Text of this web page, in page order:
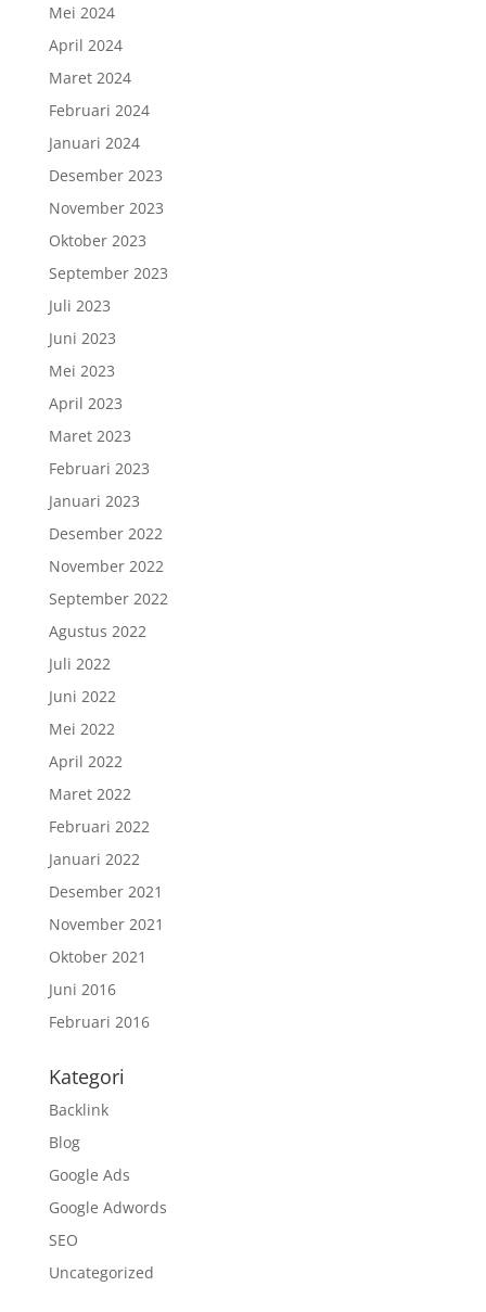
Mei 2024
April 2024
Maret 2024
Februari 2024
Januari 2024
Desember 2023
November 2023
Oktober 2023
September 2023
Juli 2023
Juni 2023
Mei 2023
April 2023
Maret 2023
Februari 2023
Januari 2023
Desember 2022
November 2022
September 2022
Agustus 2022
Juli 2022
Juni 2022
Mei 2022
April 2022
Maret 2022
Februari 2022
Januari 2022
Desember 2021
November 2021
Oktober 2021
Juni 2016
Februari 2016
Kategori
Backlink
Blog
Google Ads
Google Adwords
SEO
Uncategorized